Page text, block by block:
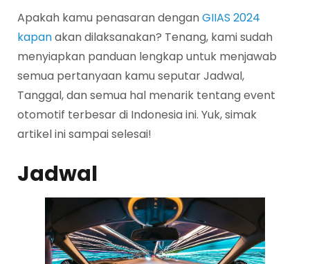
Apakah kamu penasaran denganGIIAS 2024
kapanakan dilaksanakan? Tenang, kami sudah
menyiapkan panduan lengkap untuk menjawab
semua pertanyaan kamu seputar Jadwal,
Tanggal, dan semua hal menarik tentang event
otomotif terbesar di Indonesia ini. Yuk, simak
artikel ini sampai selesai!
Jadwal